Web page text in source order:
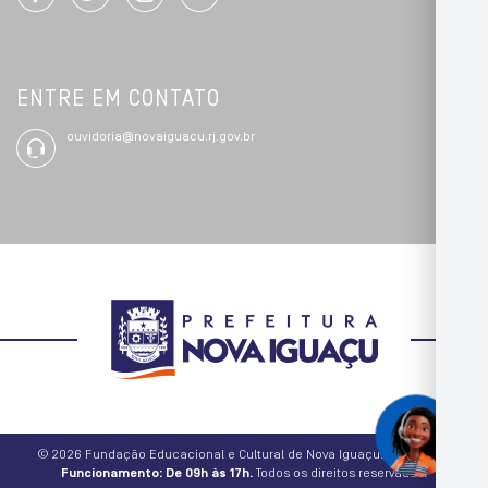
ENTRE EM CONTATO
ouvidoria@novaiguacu.rj.gov.br
© 2026 Fundação Educacional e Cultural de Nova Iguaçu.
Horário de
Funcionamento: De 09h às 17h.Todos os direitos reservados.